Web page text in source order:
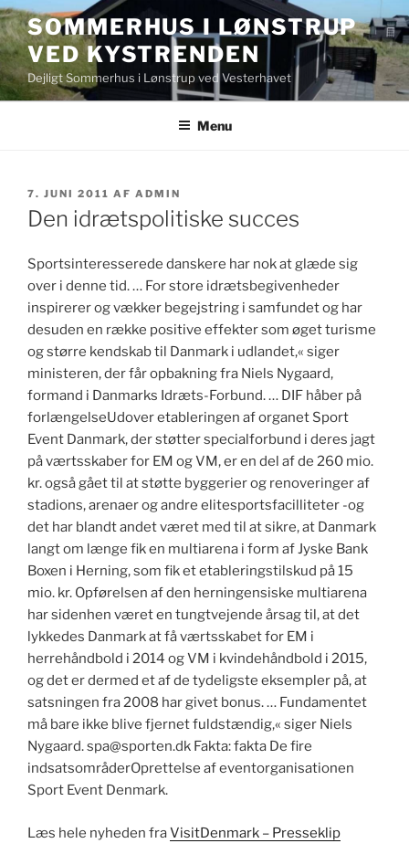
Videre
til
indhold
SOMMERHUS I LØNSTRUP
VED KYSTRENDEN
Dejligt Sommerhus i Lønstrup ved Vesterhavet
Menu
UDGIVET
DEN
7. JUNI 2011 AF ADMIN
Den idrætspolitiske succes
Sportsinteresserede danskere har nok at glæde sig
over i denne tid. … For store idrætsbegivenheder
inspirerer og vækker begejstring i samfundet og har
desuden en række positive effekter som øget turisme
og større kendskab til Danmark i udlandet,« siger
ministeren, der får opbakning fra Niels Nygaard,
formand i Danmarks Idræts-Forbund. … DIF håber på
forlængelseUdover etableringen af organet Sport
Event Danmark, der støtter specialforbund i deres jagt
på værtsskaber for EM og VM, er en del af de 260 mio.
kr. også gået til at støtte byggerier og renoveringer af
stadions, arenaer og andre elitesportsfacilliteter -og
det har blandt andet været med til at sikre, at Danmark
langt om længe fik en multiarena i form af Jyske Bank
Boxen i Herning, som fik et etableringstilskud på 15
mio. kr. Opførelsen af den herningensiske multiarena
har sidenhen været en tungtvejende årsag til, at det
lykkedes Danmark at få værtsskabet for EM i
herrehåndbold i 2014 og VM i kvindehåndbold i 2015,
og det er dermed et af de tydeligste eksempler på, at
satsningen fra 2008 har givet bonus. … Fundamentet
må bare ikke blive fjernet fuldstændig,« siger Niels
Nygaard.spa@sporten.dk Fakta: fakta De fire
indsatsområderOprettelse af eventorganisationen
Sport Event Denmark.
Læs hele nyheden fraVisitDenmark – Presseklip